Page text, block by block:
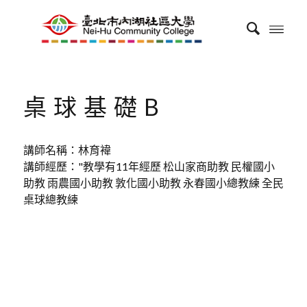
桌球基礎B
講師名稱：林育褘
講師經歷："教學有11年經歷 松山家商助教 民權國小
助教 雨農國小助教 敦化國小助教 永春國小總教練 全民
桌球總教練